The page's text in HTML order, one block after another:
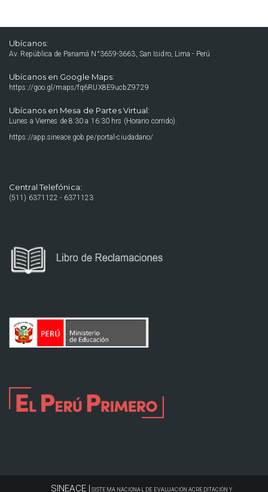
Ubícanos:
Av. República de Panamá N°3659-3663, San Isidro, Lima - Perú
Ubícanos en Google Maps:
https://goo.gl/maps/fq6RUX8E9ucbZ9729
Ubícanos en Mesa de Partes Virtual:
Lunes a Viernes de 8:30 a 16:30 hrs (Horario corrido).
https://app.sineace.gob.pe/portal-ciudadano/
Central Telefónica:
(511) 6371122 - 6371123
SINEACE | SISTEMA NACIONAL DE EVALUACIÓN ACREDITACIÓN Y